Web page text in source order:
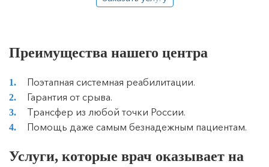
Преимущества нашего центра
Поэтапная системная реабилитации.
Гарантия от срыва.
Трансфер из любой точки России.
Помощь даже самым безнадежным пациентам.
Услуги, которые врач оказывает на